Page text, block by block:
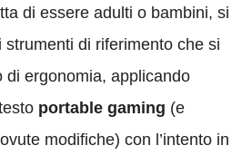
di essere adulti o bambini, si
di riferimento che si
di ergonomia, applicando
portable gaming (e
modifiche) con l’intento in